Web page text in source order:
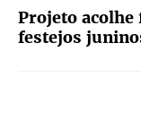
Projeto acolhe
festejos